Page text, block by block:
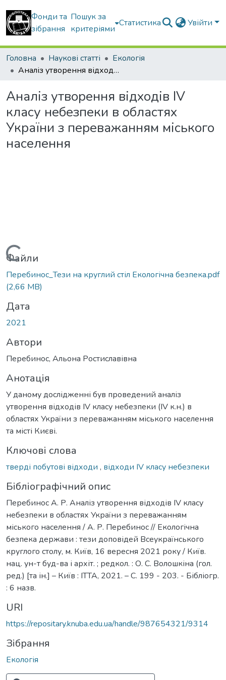
Фонди та
зібрання
Пошук за
критеріями
Статистика Увійти
Головна Наукові статті
Екологія
Аналіз утворення відходів ІV класу небезпеки в областях України з переважанням міського населення
Аналіз утворення відходів ІV
класу небезпеки в областях
України з переважанням міського
населення
Вантажиться...
Файли
Перебинос_Тези на круглий стіл Екологічна безпека.pdf
(2,66 MB)
Дата
2021
Автори
Перебинос, Альона Ростиславівна
Анотація
У даному дослідженні був проведений аналіз
утворення відходів IV класу небезпеки (IV к.н.) в
областях України з переважанням міського населення
та місті Києві.
Ключові слова
тверді побутові відходи , відходи ІV класу небезпеки
Бібліографічний опис
Перебинос А. Р. Аналіз утворення відходів ІV класу
небезпеки в областях України з переважанням
міського населення / А. Р. Перебинос // Екологічна
безпека держави : тези доповідей Всеукраїнського
круглого столу, м. Київ, 16 вересня 2021 року / Київ.
нац. ун-т буд-ва і архіт. ; редкол. : О. С. Волошкіна (гол.
ред.) [та ін.] – Київ : ІТТА, 2021. – С. 199 - 203. - Бібліогр.
: 6 назв.
URI
https://repositary.knuba.edu.ua/handle/987654321/9314
Зібрання
Екологія